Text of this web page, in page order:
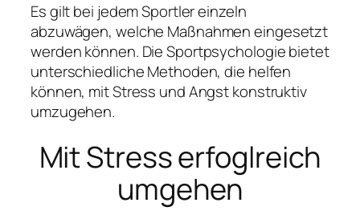
Es gilt bei jedem Sportler einzeln
abzuwägen, welche Maßnahmen eingesetzt
werden können. Die Sportpsychologie bietet
unterschiedliche Methoden, die helfen
können, mit Stress und Angst konstruktiv
umzugehen.
Mit Stress erfoglreich
umgehen